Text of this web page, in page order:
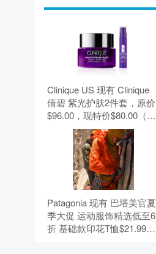
Clinique US 现有 Clinique
倩碧 紫光护肤2件套，原价
$96.00，现特价$80.00（约
541.24元）。 无需使用优惠
Patagonia 现有 巴塔美官夏
季大促 运动服饰精选低至6
折 基础款印花T恤$21.99。